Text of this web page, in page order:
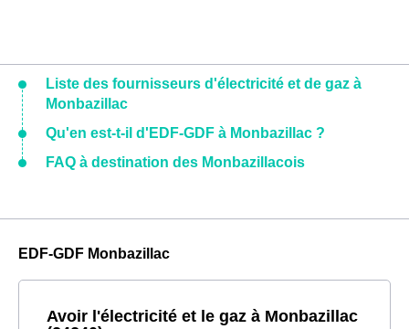
Liste des fournisseurs d'électricité et de gaz à
Monbazillac
Qu'en est-t-il d'EDF-GDF à Monbazillac ?
FAQ à destination des Monbazillacois
EDF-GDF Monbazillac
Avoir l'électricité et le gaz à Monbazillac